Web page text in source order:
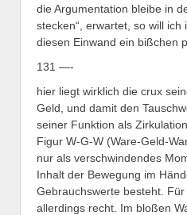
die Argumentation bleibe in
stecken“, erwartet, so will
diesen Einwand ein bißchen
131 —-
hier liegt wirklich die crux
Geld, und damit den
seiner Funktion als
Figur W-G-W (Ware-Geld-
nur als verschwindendes
Inhalt der Bewegung im
Gebrauchswerte besteht.
allerdings recht. Im bloßen